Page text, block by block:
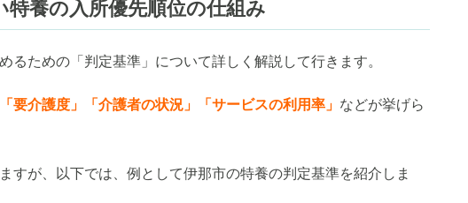
養の入所優先順位の仕組み
ための「判定基準」について詳しく解説して行きます。
「要介護度」「介護者の状況」「サービスの利用率」 などが挙げら
すが、以下では、例として伊那市の特養の判定基準を紹介しま